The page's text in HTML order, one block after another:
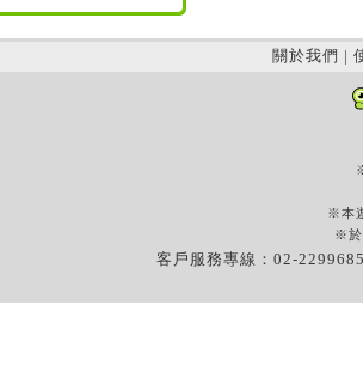
關於我們 |
※本
※於
客戶服務專線：02-